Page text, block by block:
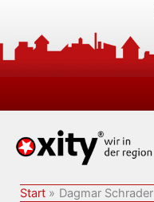
springen
Start Dagmar Schrader